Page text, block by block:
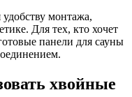
удобству монтажа,
Для тех, кто хочет
панели для сауны
хвойные